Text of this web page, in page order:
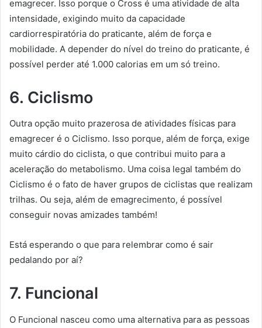
emagrecer. Isso porque o Cross é uma atividade de alta
intensidade, exigindo muito da capacidade
cardiorrespiratória do praticante, além de força e
mobilidade. A depender do nível do treino do praticante, é
possível perder até 1.000 calorias em um só treino.
6. Ciclismo
Outra opção muito prazerosa de atividades físicas para
emagrecer é o Ciclismo. Isso porque, além de força, exige
muito cárdio do ciclista, o que contribui muito para a
aceleração do metabolismo. Uma coisa legal também do
Ciclismo é o fato de haver grupos de ciclistas que realizam
trilhas. Ou seja, além de emagrecimento, é possível
conseguir novas amizades também!
Está esperando o que para relembrar como é sair
pedalando por aí?
7. Funcional
O Funcional nasceu como uma alternativa para as pessoas